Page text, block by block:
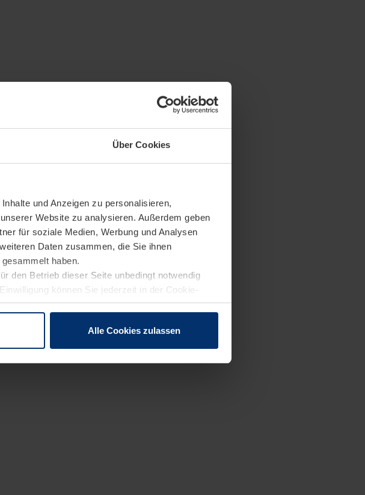
Über Cookies
und Anzeigen zu personalisieren,
Website zu analysieren. Außerdem geben
für soziale Medien, Werbung und Analysen
Daten zusammen, die Sie ihnen
haben.
den Betrieb dieser Seite unbedingt notwendig
können Sie jederzeit in der Cookie-
oder widerrufen.
Alle Cookies zulassen